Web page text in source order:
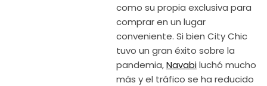
como su propia exclusiva para
comprar en un lugar
conveniente. Si bien City Chic
tuvo un gran éxito sobre la
pandemia,Navabiluchó mucho
más y el tráfico se ha reducido